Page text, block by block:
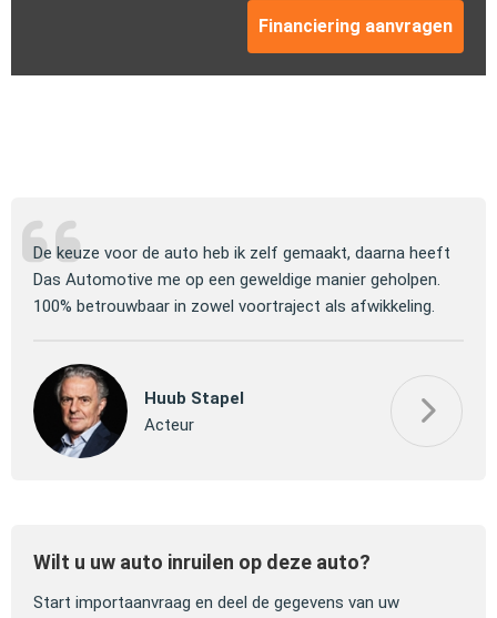
Financiering aanvragen
De keuze voor de auto heb ik zelf gemaakt, daarna heeft
Das Automotive me op een geweldige manier geholpen.
100% betrouwbaar in zowel voortraject als afwikkeling.
Huub Stapel
Acteur
Wilt u uw auto inruilen op deze auto?
Start importaanvraag en deel de gegevens van uw